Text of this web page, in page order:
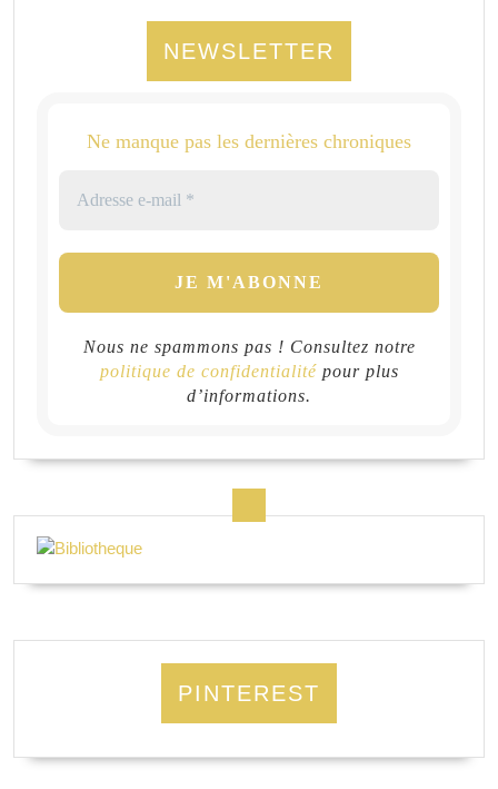
NEWSLETTER
Ne manque pas les dernières chroniques
Nous ne spammons pas ! Consultez notre
politique de confidentialitépour plus
d’informations.
PINTEREST